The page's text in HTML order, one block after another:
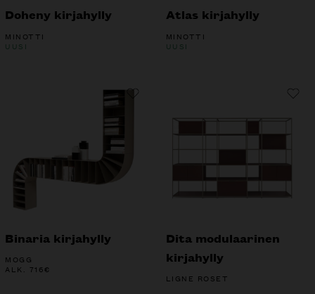
Doheny kirjahylly
MINOTTI
UUSI
Atlas kirjahylly
MINOTTI
UUSI
Binaria kirjahylly
MOGG
ALK. 716€
Dita modulaarinen
kirjahylly
LIGNE ROSET